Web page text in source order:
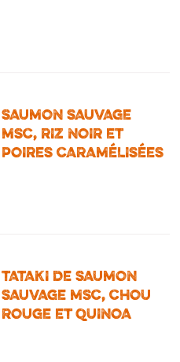
SAUMON SAUVAGE
MSC, RIZ NOIR ET
POIRES CARAMÉLISÉES
TATAKI DE SAUMON
SAUVAGE MSC, CHOU
ROUGE ET QUINOA